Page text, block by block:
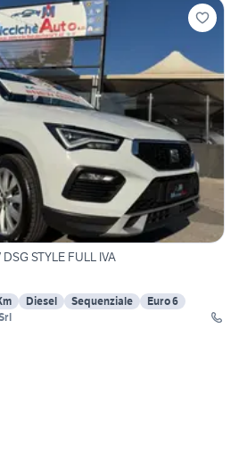
STYLE FULL IVA
Diesel Sequenziale
Euro 6